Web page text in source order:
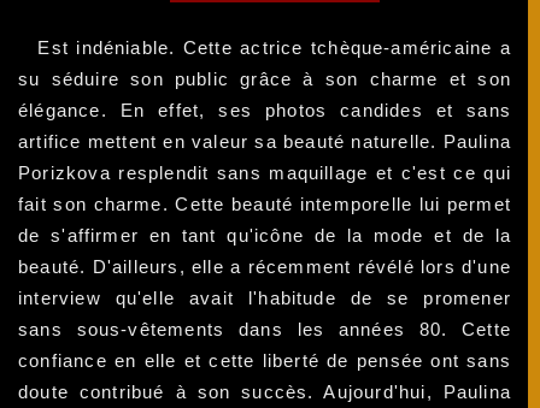
Est indéniable. Cette actrice tchèque-américaine a
su séduire son public grâce à son charme et son
élégance. En effet, ses photos candides et sans
artifice mettent en valeur sa beauté naturelle. Paulina
Porizkova resplendit sans maquillage et c'est ce qui
fait son charme. Cette beauté intemporelle lui permet
de s'affirmer en tant qu'icône de la mode et de la
beauté. D'ailleurs, elle a récemment révélé lors d'une
interview qu'elle avait l'habitude de se promener
sans sous-vêtements dans les années 80. Cette
confiance en elle et cette liberté de pensée ont sans
doute contribué à son succès. Aujourd'hui, Paulina